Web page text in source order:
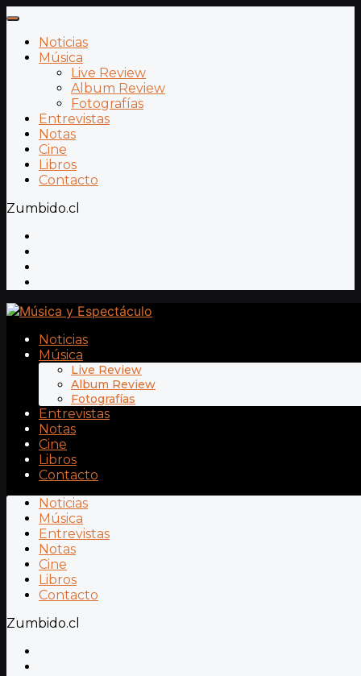
Noticias
Música
Live Review
Album Review
Fotografías
Entrevistas
Notas
Cine
Libros
Contacto
Zumbido.cl
Noticias
Música
Live Review
Album Review
Fotografías
Entrevistas
Notas
Cine
Libros
Contacto
Noticias
Música
Entrevistas
Notas
Cine
Libros
Contacto
Zumbido.cl